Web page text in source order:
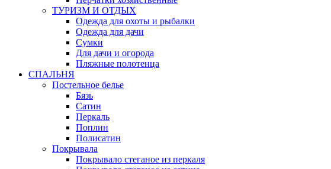
ТУРИЗМ И ОТДЫХ
Одежда для охоты и рыбалки
Одежда для дачи
Сумки
Для дачи и огорода
Пляжные полотенца
СПАЛЬНЯ
Постельное белье
Бязь
Сатин
Перкаль
Поплин
Полисатин
Покрывала
Покрывало стеганое из перкаля